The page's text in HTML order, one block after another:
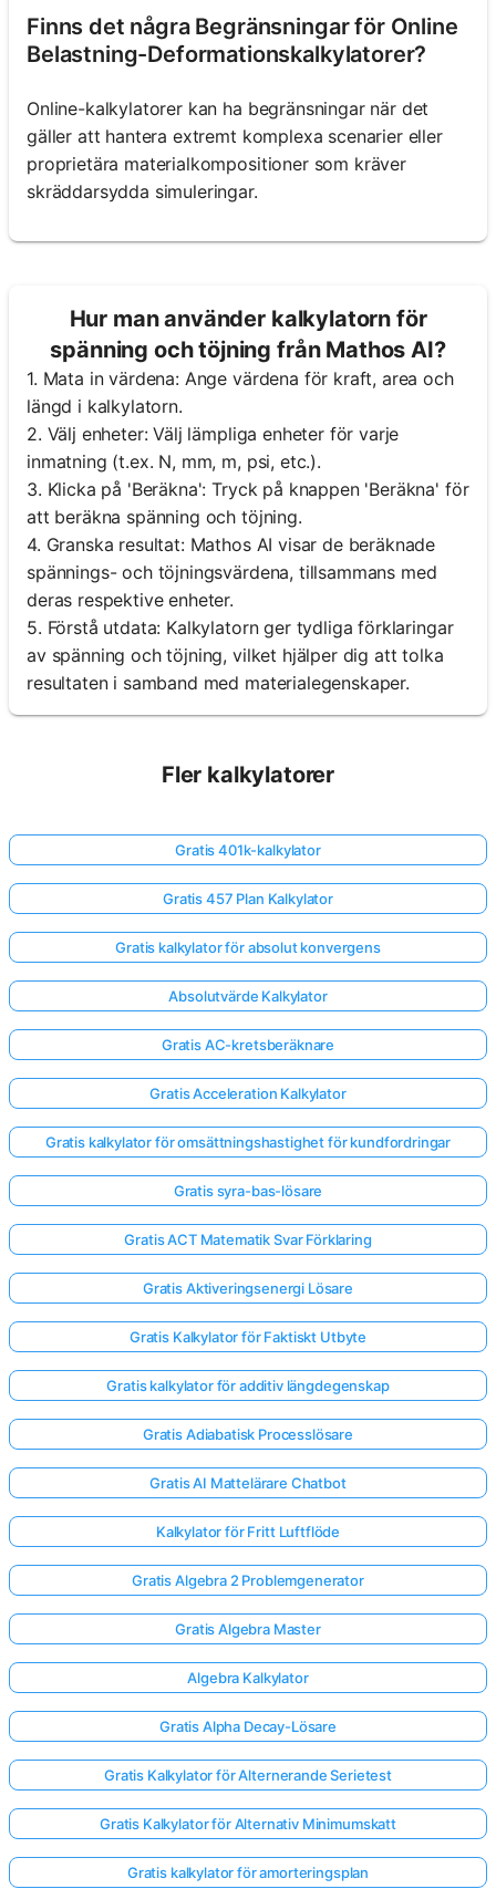
Finns det några Begränsningar för Online
Belastning-Deformationskalkylatorer?
Online-kalkylatorer kan ha begränsningar när det
gäller att hantera extremt komplexa scenarier eller
proprietära materialkompositioner som kräver
skräddarsydda simuleringar.
Hur man använder kalkylatorn för
spänning och töjning från Mathos AI?
1. Mata in värdena: Ange värdena för kraft, area och
längd i kalkylatorn.
2. Välj enheter: Välj lämpliga enheter för varje
inmatning (t.ex. N, mm, m, psi, etc.).
3. Klicka på 'Beräkna': Tryck på knappen 'Beräkna' för
att beräkna spänning och töjning.
4. Granska resultat: Mathos AI visar de beräknade
spännings- och töjningsvärdena, tillsammans med
deras respektive enheter.
5. Förstå utdata: Kalkylatorn ger tydliga förklaringar
av spänning och töjning, vilket hjälper dig att tolka
resultaten i samband med materialegenskaper.
Fler kalkylatorer
Gratis 401k-kalkylator
Gratis 457 Plan Kalkylator
Gratis kalkylator för absolut konvergens
Absolutvärde Kalkylator
Gratis AC-kretsberäknare
Gratis Acceleration Kalkylator
Gratis kalkylator för omsättningshastighet för kundfordringar
Gratis syra-bas-lösare
Gratis ACT Matematik Svar Förklaring
Gratis Aktiveringsenergi Lösare
Gratis Kalkylator för Faktiskt Utbyte
Gratis kalkylator för additiv längdegenskap
Gratis Adiabatisk Processlösare
Gratis AI Mattelärare Chatbot
Kalkylator för Fritt Luftflöde
Gratis Algebra 2 Problemgenerator
Gratis Algebra Master
Algebra Kalkylator
Gratis Alpha Decay-Lösare
Gratis Kalkylator för Alternerande Serietest
Gratis Kalkylator för Alternativ Minimumskatt
Gratis kalkylator för amorteringsplan